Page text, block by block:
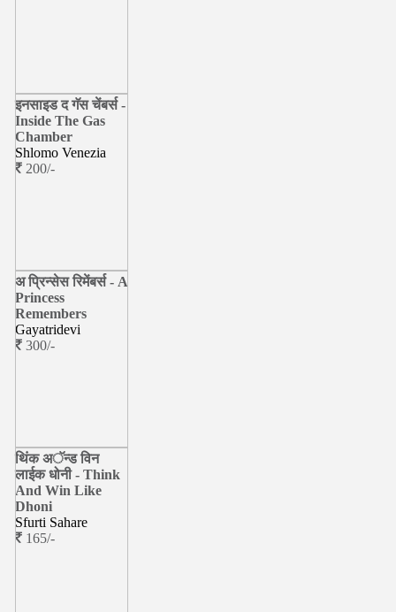
इनसाइड द गॅस चेंबर्स -
Inside The Gas
Chamber
Shlomo Venezia
200/-
अ प्रिन्सेस रिमेंबर्स - A
Princess
Remembers
Gayatridevi
300/-
थिंक अॅन्ड विन
लाईक धोनी - Think
And Win Like
Dhoni
Sfurti Sahare
165/-